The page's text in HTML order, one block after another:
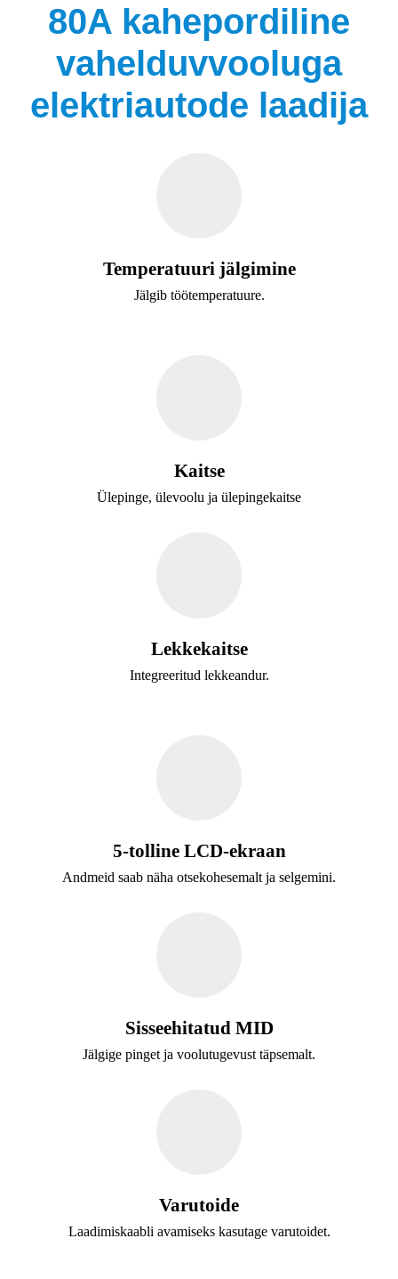
80A kahepordiline
vahelduvvooluga
elektriautode laadija
Temperatuuri jälgimine
Jälgib töötemperatuure.
Kaitse
Ülepinge, ülevoolu ja ülepingekaitse
Lekkekaitse
Integreeritud lekkeandur.
5-tolline LCD-ekraan
Andmeid saab näha otsekohesemalt ja selgemini.
Sisseehitatud MID
Jälgige pinget ja voolutugevust täpsemalt.
Varutoide
Laadimiskaabli avamiseks kasutage varutoidet.